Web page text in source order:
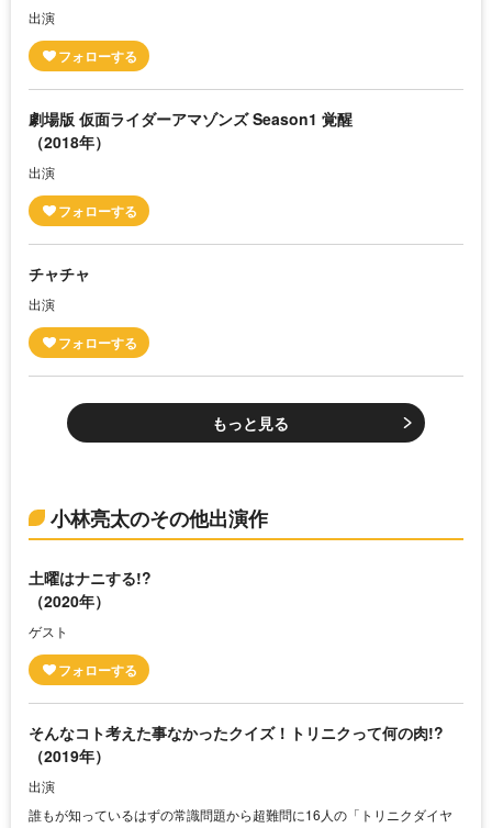
出演
劇場版 仮面ライダーアマゾンズ Season1 覚醒
（2018年）
出演
チャチャ
出演
もっと見る
小林亮太のその他出演作
土曜はナニする!?
（2020年）
ゲスト
そんなコト考えた事なかったクイズ！トリニクって何の肉!?
（2019年）
出演
誰もが知っているはずの常識問題から超難問に16人の「トリニクダイヤ